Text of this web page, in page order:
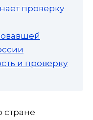
проверку
и проверку
стране